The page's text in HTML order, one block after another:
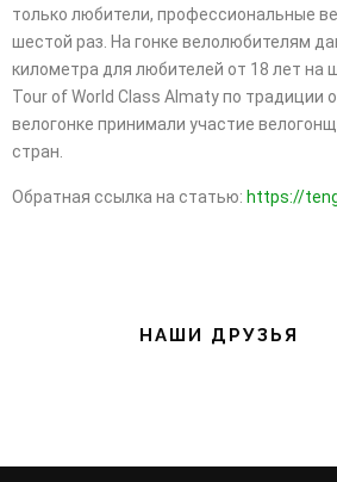
только любители, профессиональные
шестой раз. На гонке велолюбителям
километра для любителей от 18 лет
Tour of World Class Almaty по традиции
велогонке принимали участие
стран.
Обратная ссылка на статью: https://
НАШИ ДРУЗЬЯ